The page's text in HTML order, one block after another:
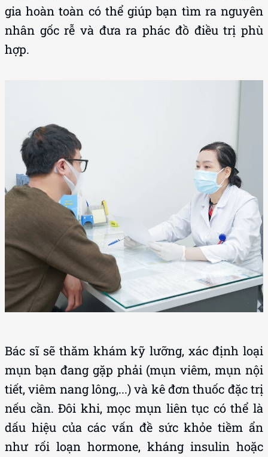
gia hoàn toàn có thể giúp bạn tìm ra nguyên
nhân gốc rễ và đưa ra phác đồ điều trị phù
hợp.
Bác sĩ sẽ thăm khám kỹ lưỡng, xác định loại
mụn bạn đang gặp phải (mụn viêm, mụn nội
tiết, viêm nang lông,...) và kê đơn thuốc đặc trị
nếu cần. Đôi khi, mọc mụn liên tục có thể là
dấu hiệu của các vấn đề sức khỏe tiềm ẩn
như rối loạn hormone, kháng insulin hoặc